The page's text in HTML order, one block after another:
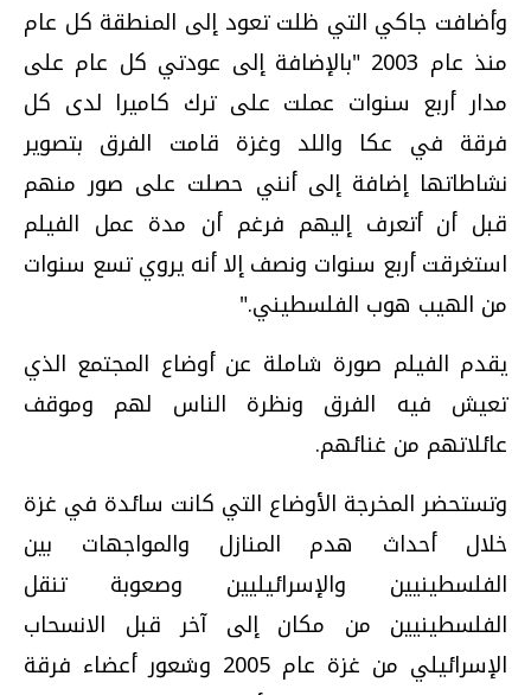
وأضافت جاكي التي ظلت تعود إلى المنطقة كل عام
منذ عام 2003 "بالإضافة إلى عودتي كل عام على
مدار أربع سنوات عملت على ترك كاميرا لدى كل
فرقة في عكا واللد وغزة قامت الفرق بتصوير
نشاطاتها إضافة إلى أنني حصلت على صور منهم
قبل أن أتعرف إليهم فرغم أن مدة عمل الفيلم
استغرقت أربع سنوات ونصف إلا أنه يروي تسع سنوات
من الهيب هوب الفلسطيني."
يقدم الفيلم صورة شاملة عن أوضاع المجتمع الذي
تعيش فيه الفرق ونظرة الناس لهم وموقف
عائلاتهم من غنائهم.
وتستحضر المخرجة الأوضاع التي كانت سائدة في غزة
خلال أحداث هدم المنازل والمواجهات بين
الفلسطينيين والإسرائيليين وصعوبة تنقل
الفلسطينيين من مكان إلى آخر قبل الانسحاب
الإسرائيلي من غزة عام 2005 وشعور أعضاء فرقة